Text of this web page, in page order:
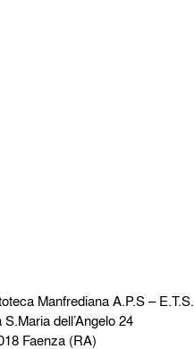
ManfredianaA.P.S – E.T.S.
S.Maria dell’Angelo 24
Faenza (RA)